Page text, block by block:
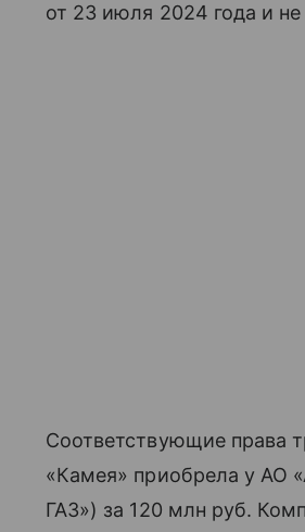
от 23 июля 2024 года и
Соответствующие права
«Камея» приобрела у АО
ГАЗ») за 120 млн руб.